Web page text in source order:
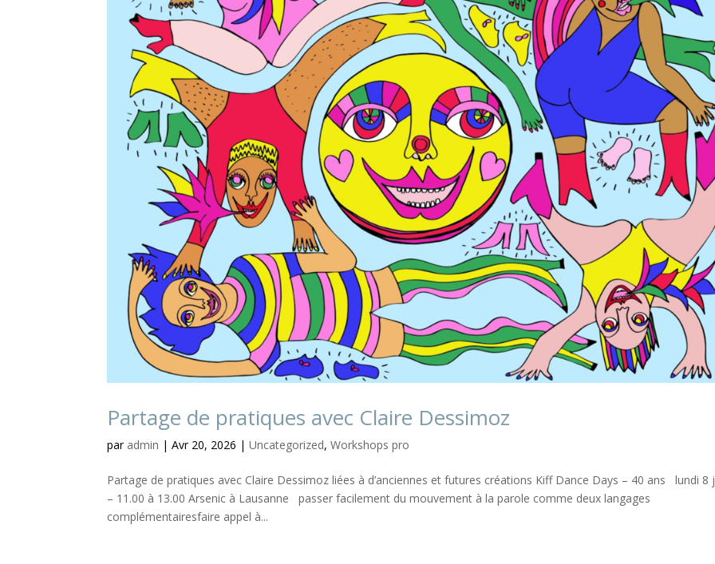
Partage de pratiques avec Claire Dessimoz
par admin |Avr 20, 2026 |Uncategorized,Workshops pro
Partage de pratiques avec Claire Dessimoz liées à d’anciennes et futures créations Kiff Dance Days – 40 ans lundi 8
– 11.00 à 13.00 Arsenic à Lausanne passer facilement du mouvement à la parole comme deux langages
complémentairesfaire appel à...